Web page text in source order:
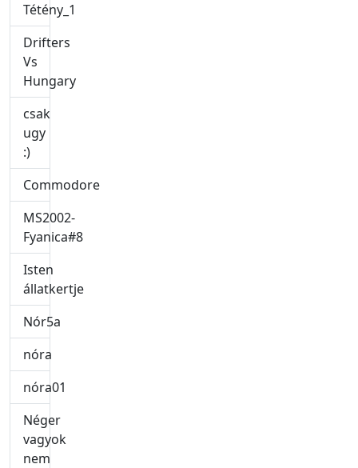
Tétény_1
Drifters
Vs
Hungary
csak
ugy
:)
Commodore
MS2002-
Fyanica#8
Isten
állatkertje
Nór5a
nóra
nóra01
Néger
vagyok
nem